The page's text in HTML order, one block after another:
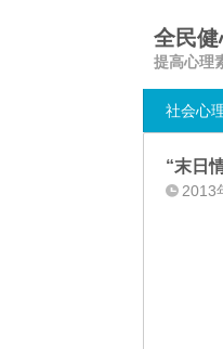
全民健
提高心理
社会心
“末日
2013